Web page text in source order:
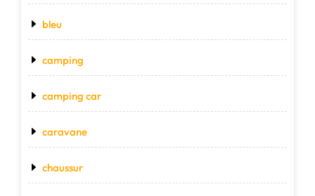
bleu
camping
camping car
caravane
chaussur